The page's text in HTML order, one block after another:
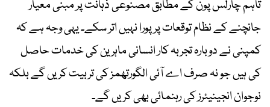
تاہم چارلس پون کے مطابق مصنوعی ذہانت پر مبنی معیار
جانچنے کے نظام توقعات پر پورا نہیں اتر سکے۔ یہی وجہ ہے کہ
کمپنی نے دوبارہ تجربہ کار انسانی ماہرین کی خدمات حاصل
کی ہیں جو نہ صرف اے آئی الگورتھمز کی تربیت کریں گے بلکہ
نوجوان انجینیئرز کی رہنمائی بھی کریں گے۔